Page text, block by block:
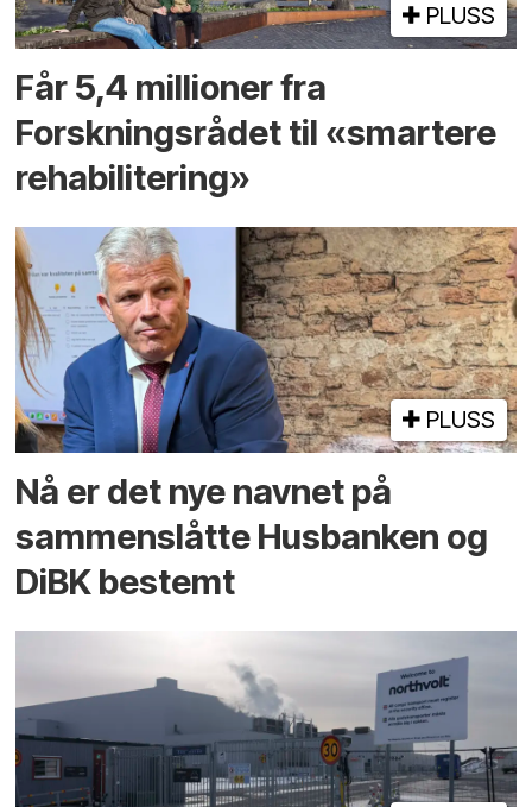
PLUSS
Får 5,4 millioner fra
Forskningsrådet til «smartere
rehabilitering»
PLUSS
Nå er det nye navnet på
sammenslåtte Husbanken og
DiBK bestemt